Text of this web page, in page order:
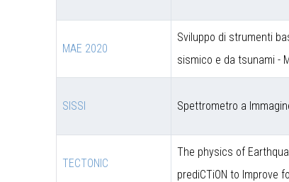
MAE 2020
Sviluppo di strumenti
sismico e da tsunami -
SISSI Spettrometro a
TECTONIC
The physics of
prediCTiON to Improve